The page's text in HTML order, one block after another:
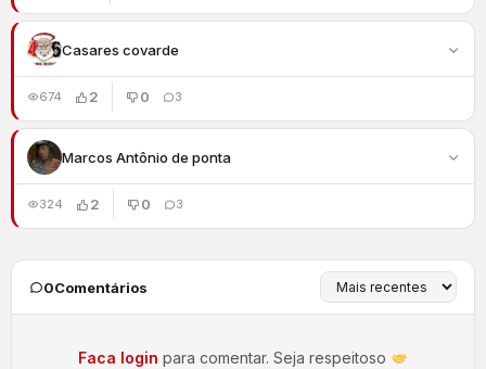
Casares covarde
674 2 0 3
Marcos Antônio de ponta
324 2 0 3
0Comentários
Faca login para comentar. Seja respeitoso